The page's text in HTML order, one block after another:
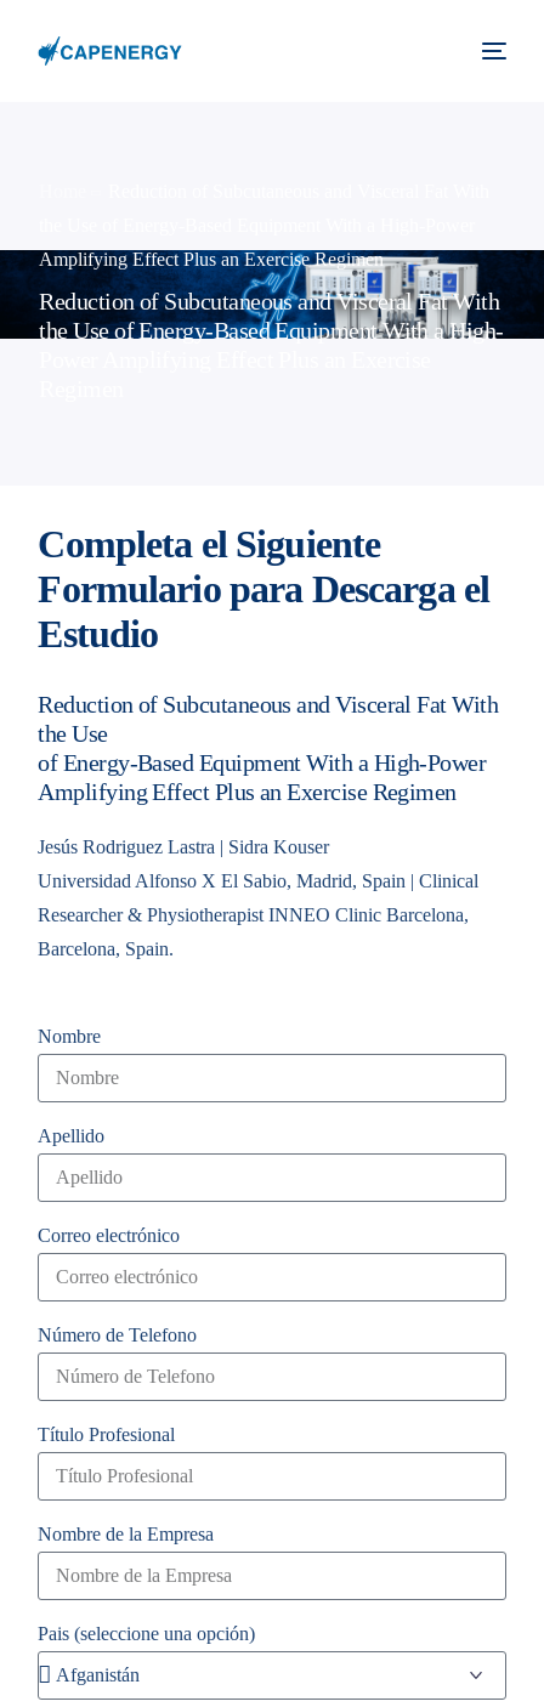
Amplifying Effect Plus an Exercise Regimen
Reduction of Subcutaneous and Visceral Fat With
the Use of Energy-Based Equipment With a High-
Completa el Siguiente
Formulario para Descarga el
Estudio
Reduction of Subcutaneous and Visceral Fat With
the Use
of Energy-Based Equipment With a High-Power
Amplifying Effect Plus an Exercise Regimen
Jesús Rodriguez Lastra | Sidra Kouser
Universidad Alfonso X El Sabio, Madrid, Spain | Clinical
Researcher & Physiotherapist INNEO Clinic Barcelona,
Barcelona, Spain.
Nombre
Apellido
Correo electrónico
Número de Telefono
Título Profesional
Nombre de la Empresa
Pais (seleccione una opción)